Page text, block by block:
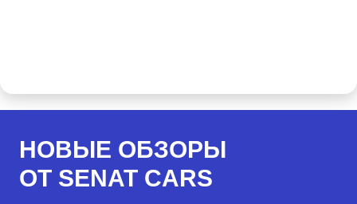
НОВЫЕ ОБЗОРЫ
ОТ SENAT CARS